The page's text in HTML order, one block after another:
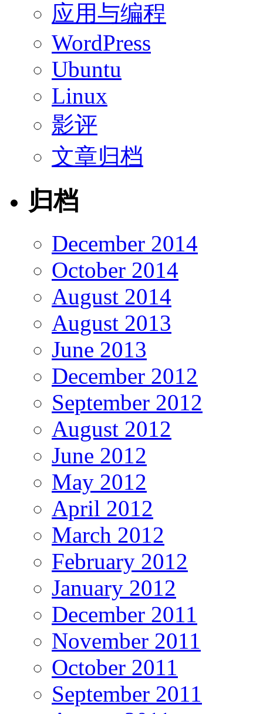
应用与编程
WordPress
Ubuntu
Linux
影评
文章归档
归档
December 2014
October 2014
August 2014
August 2013
June 2013
December 2012
September 2012
August 2012
June 2012
May 2012
April 2012
March 2012
February 2012
January 2012
December 2011
November 2011
October 2011
September 2011